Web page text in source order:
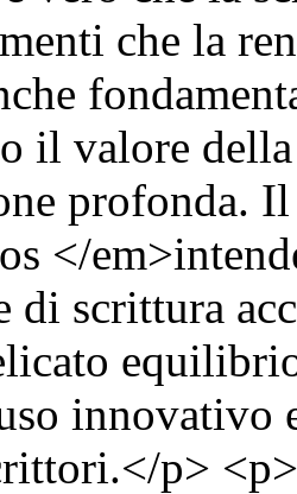
che la
il valore
profonda.
</
di scrittura
p>